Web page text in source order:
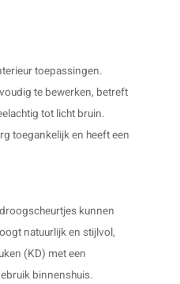
toepassingen.
te bewerken, betreft
tot licht bruin.
toegankelijk en heeft een
kunnen
natuurlijk en stijlvol,
(KD) met een
binnenshuis.